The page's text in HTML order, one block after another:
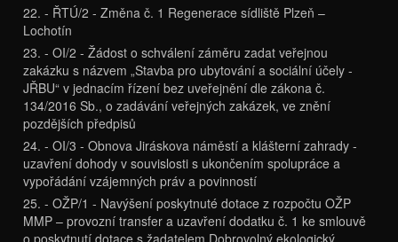
22. - ŘTÚ/2 - Změna č. 1 Regenerace sídliště Plzeň –
Lochotín
23. - OI/2 - Žádost o schválení záměru zadat veřejnou
zakázku s názvem „Stavba pro ubytování a sociální účely -
JŘBU“ v jednacím řízení bez uveřejnění dle zákona č.
134/2016 Sb., o zadávání veřejných zakázek, ve znění
pozdějších předpisů
24. - OI/3 - Obnova Jiráskova náměstí a klášterní zahrady -
uzavření dohody v souvislosti s ukončením spolupráce a
vypořádání vzájemných práv a povinností
25. - OŽP/1 - Navýšení poskytnuté dotace z rozpočtu OŽP
MMP – provozní transfer a uzavření dodatku č. 1 ke smlouvě
o poskytnutí dotace s žadatelem Dobrovolný ekologický